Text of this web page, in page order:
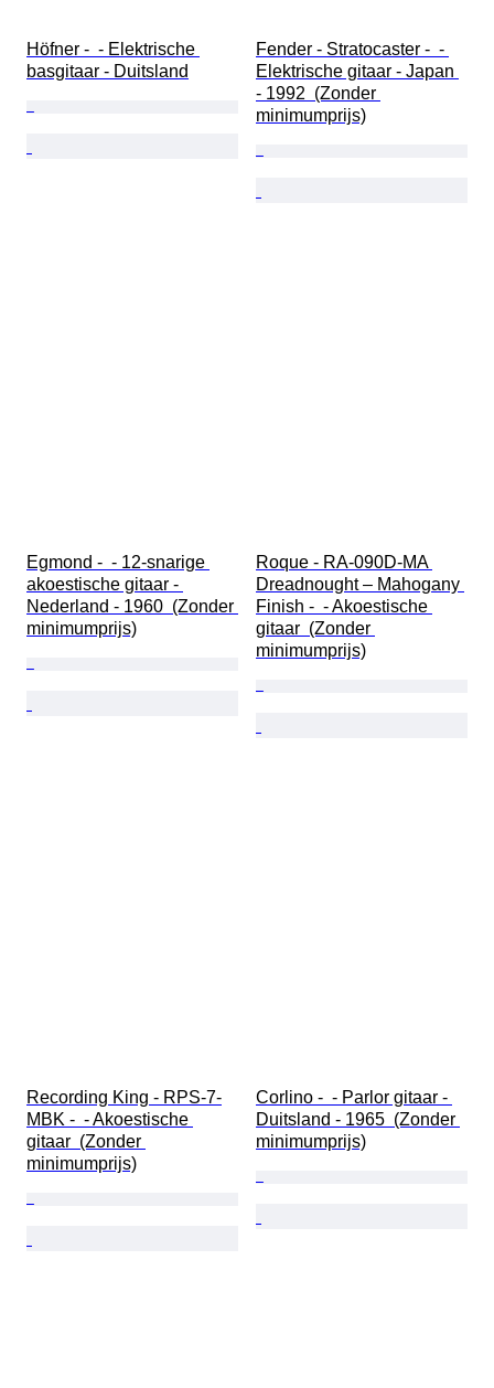
Höfner -  - Elektrische
basgitaar - Duitsland
Fender - Stratocaster -  -
Elektrische gitaar - Japan
- 1992  (Zonder
minimumprijs)
Egmond -  - 12-snarige
akoestische gitaar -
Nederland - 1960  (Zonder
minimumprijs)
Roque - RA-090D-MA
Dreadnought – Mahogany
Finish -  - Akoestische
gitaar  (Zonder
minimumprijs)
Recording King - RPS-7-
MBK -  - Akoestische
gitaar  (Zonder
minimumprijs)
Corlino -  - Parlor gitaar -
Duitsland - 1965  (Zonder
minimumprijs)